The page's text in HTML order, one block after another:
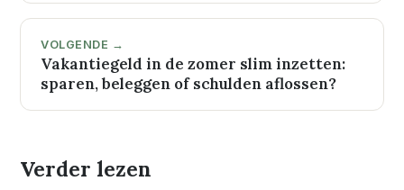
VOLGENDE →
Vakantiegeld in de zomer slim inzetten:
sparen, beleggen of schulden aflossen?
Verder lezen